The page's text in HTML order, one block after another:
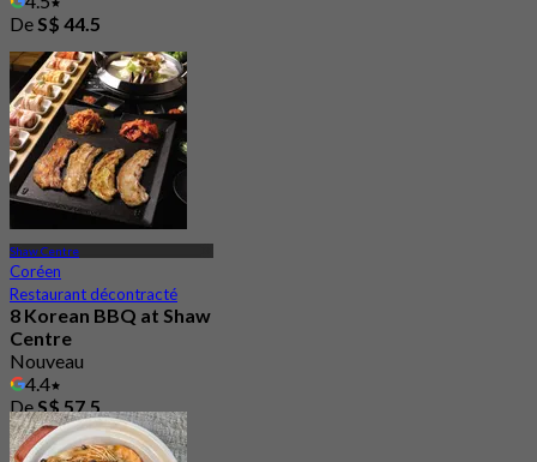
DeS$ 44.5
Shaw Centre
Coréen
Restaurant décontracté
8 Korean BBQ at Shaw
Centre
Nouveau
4.4
DeS$ 57.5